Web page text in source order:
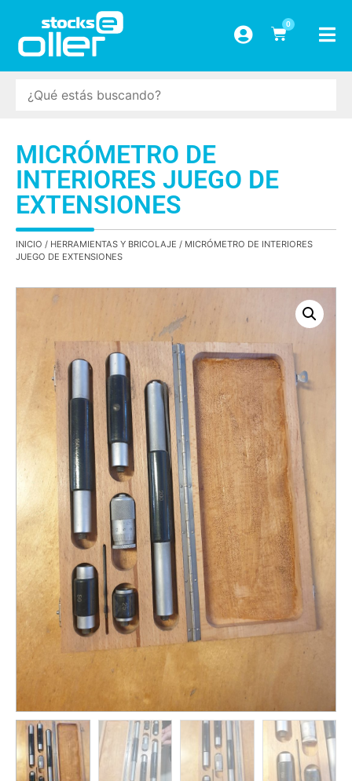
0
MICRÓMETRO DE
INTERIORES JUEGO DE
EXTENSIONES
INICIO / HERRAMIENTAS Y BRICOLAJE / MICRÓMETRO DE INTERIORES
JUEGO DE EXTENSIONES